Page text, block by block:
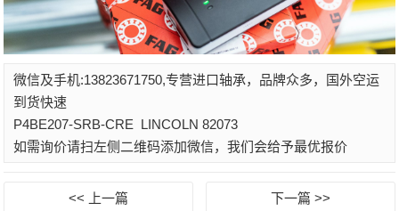
微信及手机:13823671750,专营进口轴承，品牌众多，国外空运
到货快速
P4BE207-SRB-CRE LINCOLN 82073
如需询价请扫左侧二维码添加微信，我们会给予最优报价
<< 上一篇 下一篇 >>